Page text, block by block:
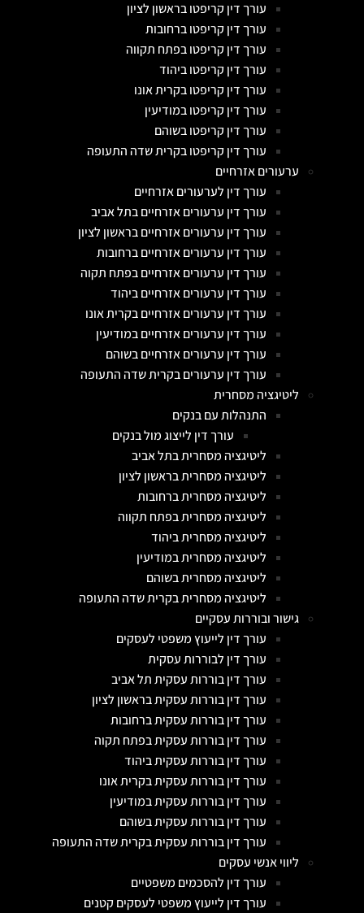
עורך דין קריפטו בראשון לציון
עורך דין קריפטו ברחובות
עורך דין קריפטו בפתח תקווה
עורך דין קריפטו ביהוד
עורך דין קריפטו בקרית אונו
עורך דין קריפטו במודיעין
עורך דין קריפטו בשוהם
עורך דין קריפטו בקרית שדה התעופה
ערעורים אזרחיים
עורך דין לערעורים אזרחיים
עורך דין ערעורים אזרחיים בתל אביב
עורך דין ערעורים אזרחיים בראשון לציון
עורך דין ערעורים אזרחיים ברחובות
עורך דין ערעורים אזרחיים בפתח תקוה
עורך דין ערעורים אזרחיים ביהוד
עורך דין ערעורים אזרחיים בקרית אונו
עורך דין ערעורים אזרחיים במודיעין
עורך דין ערעורים אזרחיים בשוהם
עורך דין ערעורים בקרית שדה התעופה
ליטיגציה מסחרית
התנהלות עם בנקים
עורך דין לייצוג מול בנקים
ליטיגציה מסחרית בתל אביב
ליטיגציה מסחרית בראשון לציון
ליטיגציה מסחרית ברחובות
ליטיגציה מסחרית בפתח תקווה
ליטיגציה מסחרית ביהוד
ליטיגציה מסחרית במודיעין
ליטיגציה מסחרית בשוהם
ליטיגציה מסחרית בקרית שדה התעופה
גישור ובוררות עסקיים
עורך דין לייעוץ משפטי לעסקים
עורך דין לבוררות עסקית
עורך דין בוררות עסקית תל אביב
עורך דין בוררות עסקית בראשון לציון
עורך דין בוררות עסקית ברחובות
עורך דין בוררות עסקית בפתח תקוה
עורך דין בוררות עסקית ביהוד
עורך דין בוררות עסקית בקרית אונו
עורך דין בוררות עסקית במודיעין
עורך דין בוררות עסקית בשוהם
עורך דין בוררות עסקית בקרית שדה התעופה
ליווי אנשי עסקים
עורך דין להסכמים משפטיים
עורך דין לייעוץ משפטי לעסקים קטנים